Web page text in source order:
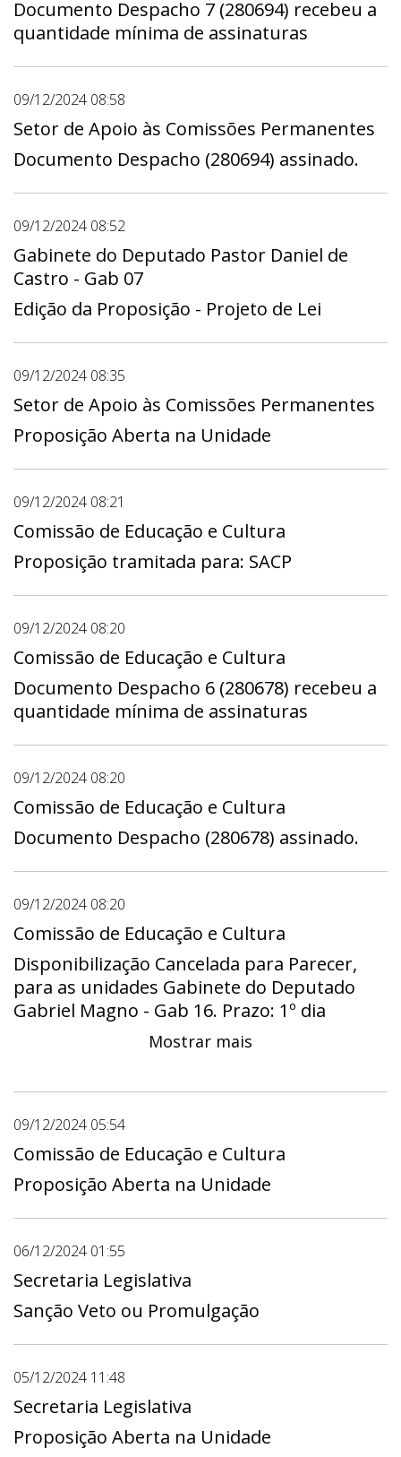
Documento Despacho 7 (280694) recebeu a
quantidade mínima de assinaturas
09/12/2024 08:58
Setor de Apoio às Comissões Permanentes
Documento Despacho (280694) assinado.
09/12/2024 08:52
Gabinete do Deputado Pastor Daniel de
Castro - Gab 07
Edição da Proposição - Projeto de Lei
09/12/2024 08:35
Setor de Apoio às Comissões Permanentes
Proposição Aberta na Unidade
09/12/2024 08:21
Comissão de Educação e Cultura
Proposição tramitada para: SACP
09/12/2024 08:20
Comissão de Educação e Cultura
Documento Despacho 6 (280678) recebeu a
quantidade mínima de assinaturas
09/12/2024 08:20
Comissão de Educação e Cultura
Documento Despacho (280678) assinado.
09/12/2024 08:20
Comissão de Educação e Cultura
Disponibilização Cancelada para Parecer,
para as unidades Gabinete do Deputado
Gabriel Magno - Gab 16. Prazo: 1º dia
02/10/2023 - 00:00 a último dia 16/10/2023 -
Mostrar mais
09/12/2024 05:54
Comissão de Educação e Cultura
Proposição Aberta na Unidade
06/12/2024 01:55
Secretaria Legislativa
Sanção Veto ou Promulgação
05/12/2024 11:48
Secretaria Legislativa
Proposição Aberta na Unidade